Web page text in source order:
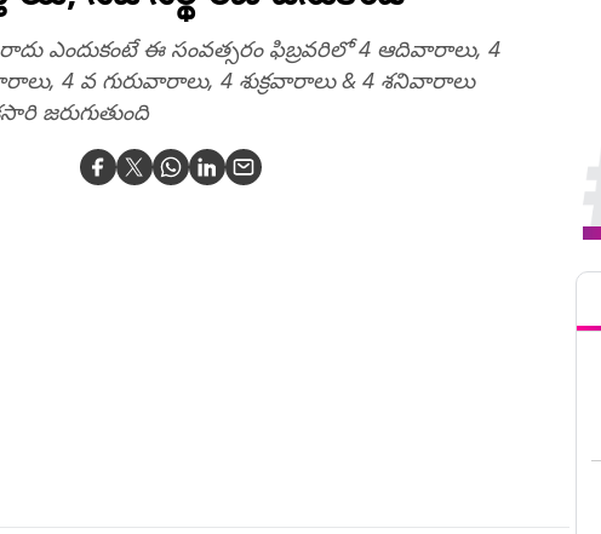
ఎందుకంటే ఈ సంవత్సరం ఫిబ్రవరిలో 4 ఆదివారాలు, 4
4 వ గురువారాలు, 4 శుక్రవారాలు & 4 శనివారాలు
జరుగుతుంది